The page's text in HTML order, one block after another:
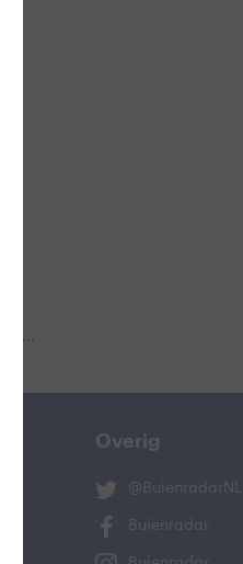
Overig
@BuienradarNL
Buienradar